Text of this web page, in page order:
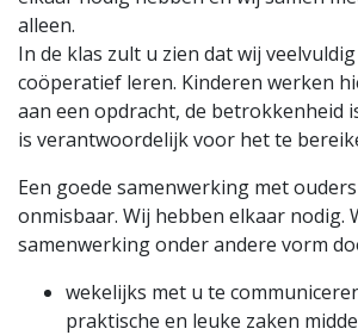
alleen.
In de klas zult u zien dat wij
coöperatief leren. Kinderen werken
aan een opdracht, de betrokkenheid
is verantwoordelijk voor het te
Een goede samenwerking met
onmisbaar. Wij hebben elkaar nodig.
samenwerking onder andere vorm
wekelijks met u te
praktische en leuke zaken